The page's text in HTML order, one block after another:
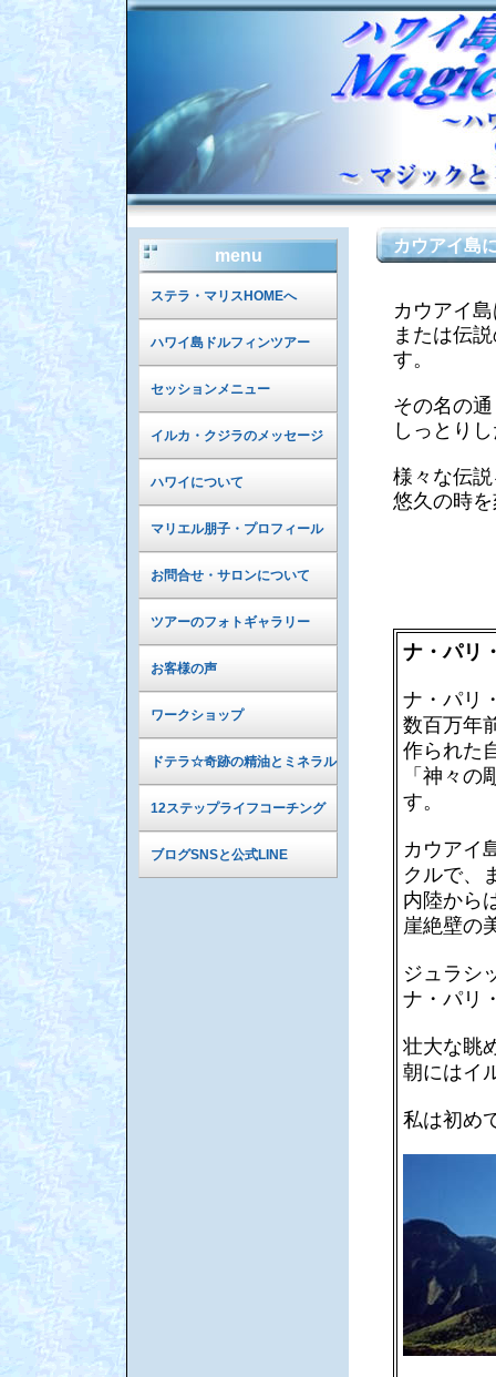
カウアイ島
カウアイ
または伝
す。
その名の
しっとり
様々な伝
悠久の時
ナ・パリ
ナ・パリ
数百万年
作られた
「神々
す。
カウアイ
クルで、
内陸から
崖絶壁の
ジュラシ
ナ・パリ
壮大な眺
朝にはイ
私は初め
menu
ステラ・マリスHOMEへ
ハワイ島ドルフィンツアー
セッションメニュー
イルカ・クジラのメッセージ
ハワイについて
マリエル朋子・プロフィール
お問合せ・サロンについて
ツアーのフォトギャラリー
お客様の声
ワークショップ
ドテラ☆奇跡の精油とミネラル
12ステップライフコーチング
ブログSNSと公式LINE